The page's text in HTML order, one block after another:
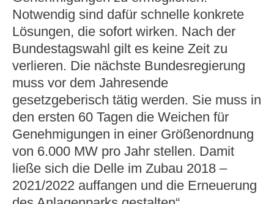
Notwendig sind dafür schnelle konkrete
Lösungen, die sofort wirken. Nach der
Bundestagswahl gilt es keine Zeit zu
verlieren. Die nächste Bundesregierung
muss vor dem Jahresende
gesetzgeberisch tätig werden. Sie muss in
den ersten 60 Tagen die Weichen für
Genehmigungen in einer Größenordnung
von 6.000 MW pro Jahr stellen. Damit
ließe sich die Delle im Zubau 2018 –
2021/2022 auffangen und die Erneuerung